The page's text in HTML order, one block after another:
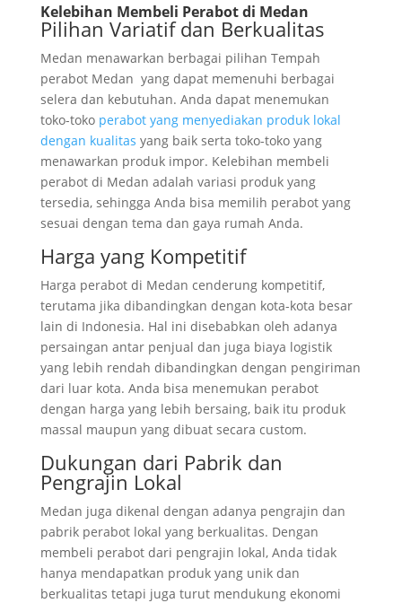
Kelebihan Membeli Perabot di Medan
Pilihan Variatif dan Berkualitas
Medan menawarkan berbagai pilihan Tempah
perabot Medan yang dapat memenuhi berbagai
selera dan kebutuhan. Anda dapat menemukan
toko-toko perabot yang menyediakan produk lokal
dengan kualitas yang baik serta toko-toko yang
menawarkan produk impor. Kelebihan membeli
perabot di Medan adalah variasi produk yang
tersedia, sehingga Anda bisa memilih perabot yang
sesuai dengan tema dan gaya rumah Anda.
Harga yang Kompetitif
Harga perabot di Medan cenderung kompetitif,
terutama jika dibandingkan dengan kota-kota besar
lain di Indonesia. Hal ini disebabkan oleh adanya
persaingan antar penjual dan juga biaya logistik
yang lebih rendah dibandingkan dengan pengiriman
dari luar kota. Anda bisa menemukan perabot
dengan harga yang lebih bersaing, baik itu produk
massal maupun yang dibuat secara custom.
Dukungan dari Pabrik dan
Pengrajin Lokal
Medan juga dikenal dengan adanya pengrajin dan
pabrik perabot lokal yang berkualitas. Dengan
membeli perabot dari pengrajin lokal, Anda tidak
hanya mendapatkan produk yang unik dan
berkualitas tetapi juga turut mendukung ekonomi